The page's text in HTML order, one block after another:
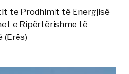
te Prodhimit të Energjisë
e Ripërtërishme të
(Erës)